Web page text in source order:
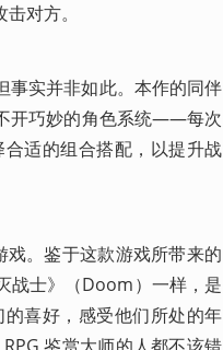
对方。
事实并非如此。本作的同伴
开巧妙的角色系统——每次
适的组合搭配，以提升战
。鉴于这款游戏所带来的
战士》（Doom）一样，是
喜好，感受他们所处的年